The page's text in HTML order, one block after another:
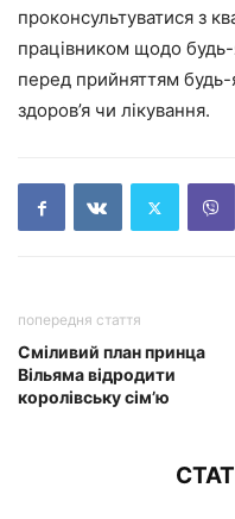
проконсультуватися з
працівником щодо будь-
перед прийняттям
здоров’я чи лікування.
попередня стаття
Сміливий план принца
Вільяма відродити
королівську сім’ю